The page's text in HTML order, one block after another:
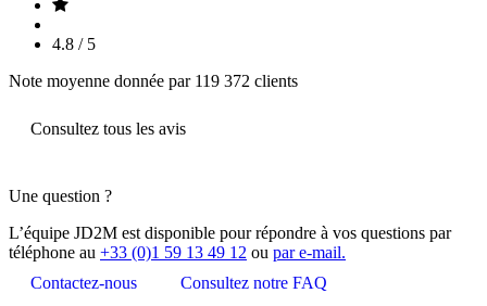
4.8 / 5
Note moyenne donnée par 119 372 clients
Consultez tous les avis
Une question ?
L’équipe JD2M est disponible pour répondre à vos questions par
téléphone au +33 (0)1 59 13 49 12 ou par e-mail.
Contactez-nous
Consultez notre FAQ